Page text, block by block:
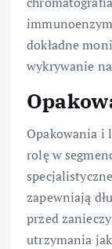
dokładne
wykrywanie
Opakowania i
rolę w
zapewniają
przed
utrzymania